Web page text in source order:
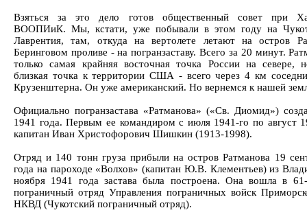
Взяться за это дело готов общественный совет при
ВООПИиК. Мы, кстати, уже побывали в этом году на
Лаврентия, там, откуда на вертолете летают на остров
Беринговом проливе - на погранзаставу. Всего за 20 минут.
только самая крайняя восточная точка России на севере,
близкая точка к территории США - всего через 4 км
Крузенштерна. Он уже американский. Но вернемся к нашей
Официально погранзастава «Ратманова» («Св. Диомид»)
1941 года. Первым ее командиром с июля 1941-го по август
капитан Иван Христофорович Шишкин (1913-1998).
Отряд и 140 тонн груза прибыли на остров Ратманова 19
года на пароходе «Волхов» (капитан Ю.В. Клементьев) из
ноября 1941 года застава была построена. Она вошла в
пограничный отряд Управления пограничных войск
НКВД (Чукотский пограничный отряд).